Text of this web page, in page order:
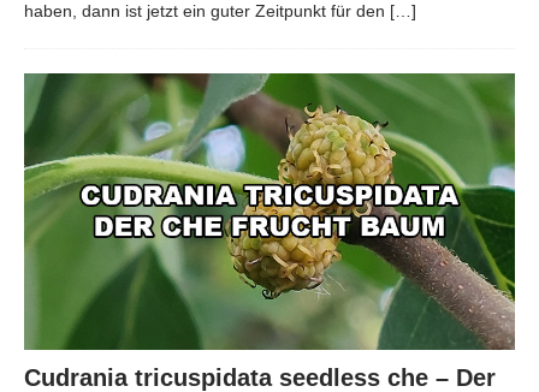
haben, dann ist jetzt ein guter Zeitpunkt für den […]
Cudrania tricuspidata seedless che – Der